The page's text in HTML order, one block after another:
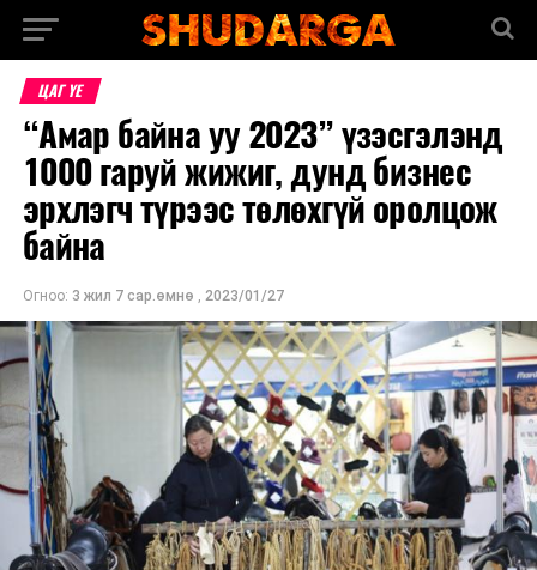
ЦАГ ҮЕ
“Амар байна уу 2023” үзэсгэлэнд
1000 гаруй жижиг, дунд бизнес
эрхлэгч түрээс төлөхгүй оролцож
байна
Огноо: 3 жил 7 сар.өмнө , 2023/01/27